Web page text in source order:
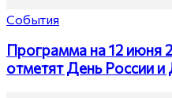
События
Программа на 12 июня
отметят День России